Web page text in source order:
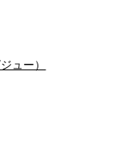
ュー）